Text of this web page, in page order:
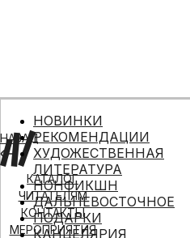
КАТАЛОГ
ЧИТАТЕЛЯМ
КОНТАКТЫ
МЕРОПРИЯТИЯ
НАЗАД
НОВИНКИ
РЕКОМЕНДАЦИИ
ХУДОЖЕСТВЕННАЯ
ЛИТЕРАТУРА
НОНФИКШН
ДАЛЬНЕВОСТОЧНОЕ
ПОДАРКИ
КАНЦЕЛЯРИЯ